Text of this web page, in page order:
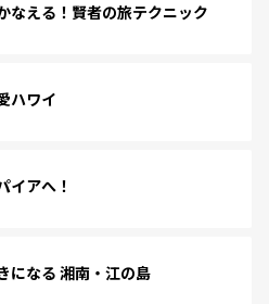
なえる！賢者の旅テクニック
ハワイ
イアへ！
になる 湘南・江の島